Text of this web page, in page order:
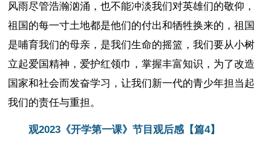
风雨尽管浩瀚汹涌，也不能冲淡我们对英雄们的敬仰，
祖国的每一寸土地都是他们的付出和牺牲换来的，祖国
是哺育我们的母亲，是我们生命的摇篮，我们要从小树
立起爱国精神，爱护红领巾，掌握丰富知识，为了改造
国家和社会而发奋学习，让我们新一代的青少年担当起
我们的责任与重担。
观2023《开学第一课》节目观后感【篇4】